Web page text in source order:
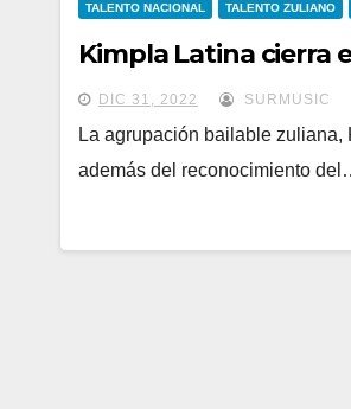
TALENTO NACIONAL TALENTO ZULIANO
Kimpla Latina cierra
DIC 31, 2022 SURMUSIC
La agrupación bailable
además del reconocimiento